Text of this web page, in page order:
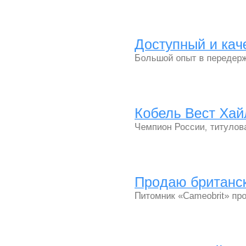
Доступный и
Большой опыт в
Кобель Вест
Чемпион России,
Продаю
Питомник «Cameobrit»